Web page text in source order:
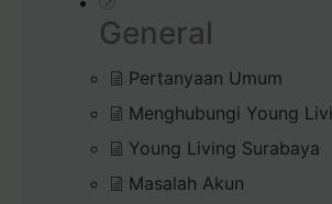
General
Pertanyaan Umum
Menghubungi Young
Young Living Surabaya
Masalah Akun